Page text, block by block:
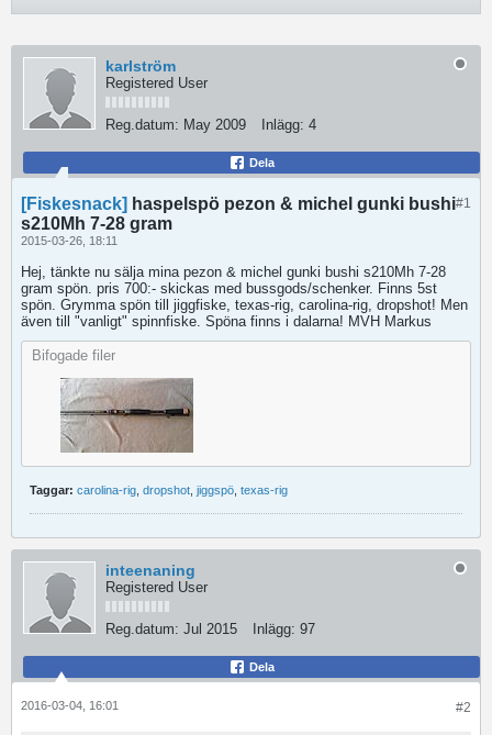
karlström
Registered User
Reg.datum: May 2009 Inlägg: 4
Dela
#1
[Fiskesnack] haspelspö pezon & michel gunki bushi
s210Mh 7-28 gram
2015-03-26, 18:11
Hej, tänkte nu sälja mina pezon & michel gunki bushi s210Mh 7-28
gram spön. pris 700:- skickas med bussgods/schenker. Finns 5st
spön. Grymma spön till jiggfiske, texas-rig, carolina-rig, dropshot! Men
även till "vanligt" spinnfiske. Spöna finns i dalarna! MVH Markus
Bifogade filer
Taggar: carolina-rig dropshot jiggspö texas-rig
inteenaning
Registered User
Reg.datum: Jul 2015 Inlägg: 97
Dela
#2
2016-03-04, 16:01